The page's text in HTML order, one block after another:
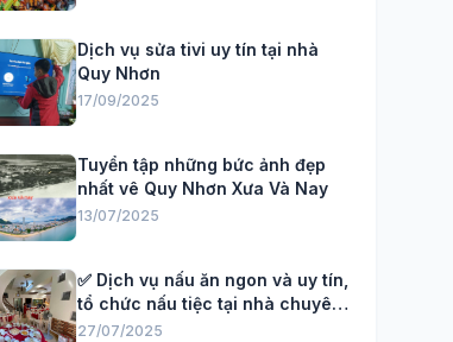
Dịch vụ sửa tivi uy tín tại nhà
Quy Nhơn
17/09/2025
Tuyển tập những bức ảnh đẹp
nhất vê Quy Nhơn Xưa Và Nay
13/07/2025
✅ Dịch vụ nấu ăn ngon và uy tín,
tổ chức nấu tiệc tại nhà chuyên
Nghiệp
27/07/2025